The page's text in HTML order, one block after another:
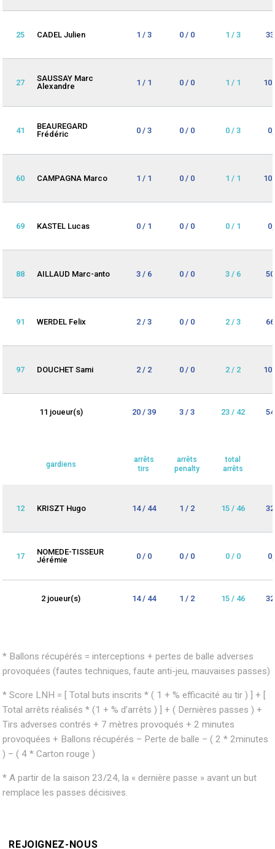
25 CADEL Julien 1 / 3 0 / 0 1 / 3
27
SAUSSAY Marc
Alexandre
1 / 1 0 / 0 1 / 1
41
BEAUREGARD
Frédéric
0 / 3 0 / 0 0 / 3
60 CAMPAGNA Marco 1 / 1 0 / 0 1 / 1
69 KASTEL Lucas 0 / 1 0 / 0 0 / 1
88 AILLAUD Marc-anto 3 / 6 0 / 0 3 / 6
91 WERDEL Felix 2 / 3 0 / 0 2 / 3
97 DOUCHET Sami 2 / 2 0 / 0 2 / 2
11 joueur(s) 20 / 39 3 / 3 23 / 42
gardiens
arrêts
tirs
arrêts
penalty
total
arrêts
12 KRISZT Hugo 14 / 44 1 / 2 15 / 46
17
NOMEDE-TISSEUR
Jérémie
0 / 0 0 / 0 0 / 0
2 joueur(s) 14 / 44 1 / 2 15 / 46
* Ballons récupérés = interceptions + pertes de balle adverses
provoquées (fautes techniques, faute anti-jeu, mauvaises passes)
* Score LNH = [ Total buts inscrits * ( 1 + % efficacité au tir ) ] + [
Total arrêts réalisés * (1 + % d’arrêts ) ] + ( Dernières passes ) +
Tirs adverses contrés + 7 mètres provoqués + 2 minutes
provoquées + Ballons récupérés – Perte de balle – ( 2 * 2minutes
) – ( 4 * Carton rouge )
* A partir de la saison 23/24, la « dernière passe » avant un but
remplace les passes décisives.
REJOIGNEZ-NOUS